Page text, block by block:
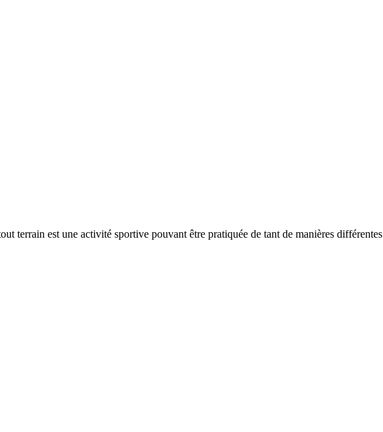
terrain est une activité sportive pouvant être pratiquée de tant de manières différentes